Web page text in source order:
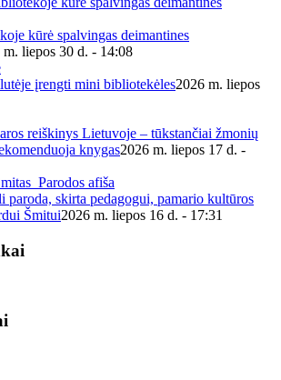
kūrė spalvingas deimantines
m. liepos 30 d. - 14:08
įrengti mini bibliotekėles2026 m. liepos
reiškinys Lietuvoje – tūkstančiai žmonių
knygas2026 m. liepos 17 d. -
paroda, skirta pedagogui, pamario kultūros
Šmitui2026 m. liepos 16 d. - 17:31